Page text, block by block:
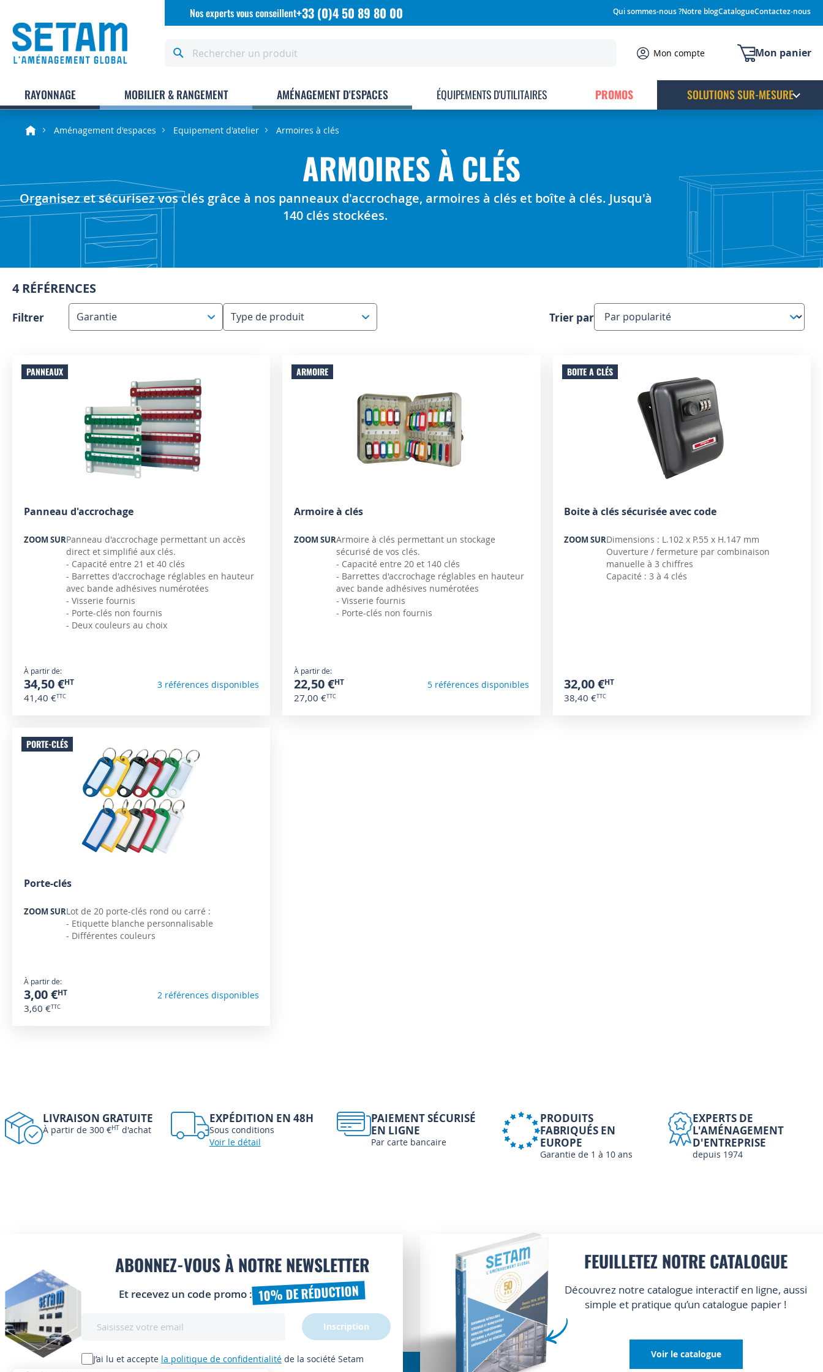
Allez
Qui sommes-nous ?Notre blogCatalogueContactez-nous
Nos experts vous conseillent+33 (0)4 50 89 80 00
Mon panier
Mon compte
RAYONNAGE MOBILIER & RANGEMENT AMÉNAGEMENT D'ESPACES ÉQUIPEMENTS D'UTILITAIRES PROMOS SOLUTIONS SUR-MESURE
Aménagement d'espaces Equipement d'atelier Armoires à clés
ARMOIRES À CLÉS
Organisez et sécurisez vos clés grâce à nos panneaux d'accrochage, armoires à clés et boîte à clés. Jusqu'à
140 clés stockées.
4 RÉFÉRENCES
Filtrer Garantie Type de produit Trier par
PANNEAUX
Panneau d'accrochage
ZOOM SURPanneau d'accrochage permettant un accès
direct et simplifié aux clés.
- Capacité entre 21 et 40 clés
- Barrettes d'accrochage réglables en hauteur
avec bande adhésives numérotées
- Visserie fournis
- Porte-clés non fournis
- Deux couleurs au choix
À partir de
34,50 €
41,40 €
3 références disponibles
ARMOIRE
Armoire à clés
ZOOM SURArmoire à clés permettant un stockage
sécurisé de vos clés.
- Capacité entre 20 et 140 clés
- Barrettes d'accrochage réglables en hauteur
avec bande adhésives numérotées
- Visserie fournis
- Porte-clés non fournis
À partir de
22,50 €
27,00 €
5 références disponibles
BOITE A CLÉS
Boite à clés sécurisée avec code
ZOOM SURDimensions : L.102 x P.55 x H.147 mm
Ouverture / fermeture par combinaison
manuelle à 3 chiffres
Capacité : 3 à 4 clés
32,00 €
38,40 €
PORTE-CLÉS
Porte-clés
ZOOM SURLot de 20 porte-clés rond ou carré :
- Etiquette blanche personnalisable
- Différentes couleurs
À partir de
3,00 €
3,60 €
2 références disponibles
LIVRAISON GRATUITE
À partir de 300 €HT d'achat
EXPÉDITION EN 48H
Sous conditions
Voir le détail
PAIEMENT SÉCURISÉ
EN LIGNE
Par carte bancaire
PRODUITS
FABRIQUÉS EN
EUROPE
Garantie de 1 à 10 ans
EXPERTS DE
L'AMÉNAGEMENT
D'ENTREPRISE
depuis 1974
ABONNEZ-VOUS À NOTRE NEWSLETTER
Et recevez un code promo : 10% DE RÉDUCTION
lettre
d’information
J’ai lu et accepte la politique de confidentialité de la société Setam
Inscription
FEUILLETEZ NOTRE CATALOGUE
Découvrez notre catalogue interactif en ligne, aussi
simple et pratique qu’un catalogue papier !
Voir le catalogue